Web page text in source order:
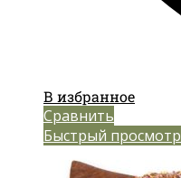
В избранное
Сравнить
Быстрый просмотр